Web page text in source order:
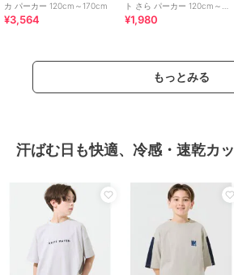
カ パーカー 120cm～170cm
¥3,564
ト さら パーカー 120cm～
170cm
¥1,980
もっとみる
汗ばむ日も快適、冷感・速乾カ